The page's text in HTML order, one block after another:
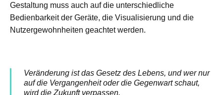
Gestaltung muss auch auf die unterschiedliche
Bedienbarkeit der Geräte, die Visualisierung und die
Nutzergewohnheiten geachtet werden.
Veränderung ist das Gesetz des Lebens, und wer nur
auf die Vergangenheit oder die Gegenwart schaut,
wird die Zukunft verpassen.